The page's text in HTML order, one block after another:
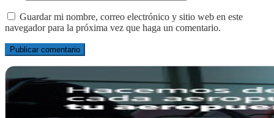
Guardar mi nombre, correo electrónico y sitio web en este
navegador para la próxima vez que haga un comentario.